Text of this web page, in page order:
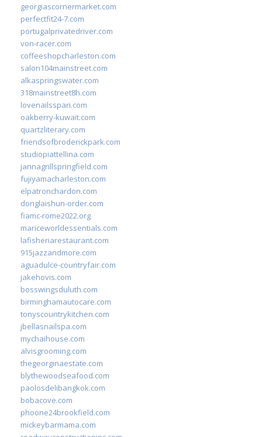
georgiascornermarket.com
perfectfit24-7.com
portugalprivatedriver.com
von-racer.com
coffeeshopcharleston.com
salon104mainstreet.com
alkaspringswater.com
318mainstreet8h.com
lovenailsspari.com
oakberry-kuwait.com
quartzliterary.com
friendsofbroderickpark.com
studiopiattellina.com
jannagrillspringfield.com
fujiyamacharleston.com
elpatronchardon.com
donglaishun-order.com
fiamc-rome2022.org
mariceworldessentials.com
lafisheriarestaurant.com
915jazzandmore.com
aguadulce-countryfair.com
jakehovis.com
bosswingsduluth.com
birminghamautocare.com
tonyscountrykitchen.com
jbellasnailspa.com
mychaihouse.com
alvisgrooming.com
thegeorginaestate.com
blythewoodseafood.com
paolosdelibangkok.com
bobacove.com
phoone24brookfield.com
mickeybarmama.com